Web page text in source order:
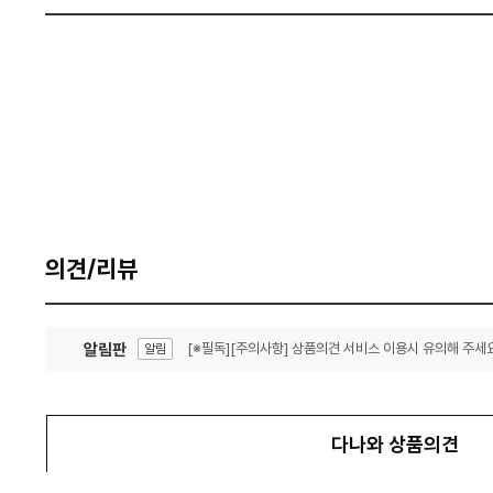
의견/리뷰
알림판 알림 [※필독][주의사항] 상품의견 서비스 이용시 유의해 주세
다나와 상품의견